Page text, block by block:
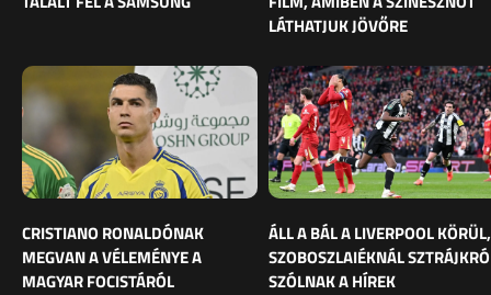
LÁTHATJUK JÖVŐRE
CRISTIANO RONALDÓNAK
MEGVAN A VÉLEMÉNYE A
MAGYAR FOCISTÁRÓL
ÁLL A BÁL A LIVERPOOL KÖRÜL,
SZOBOSZLAIÉKNÁL
SZÓLNAK A HÍREK